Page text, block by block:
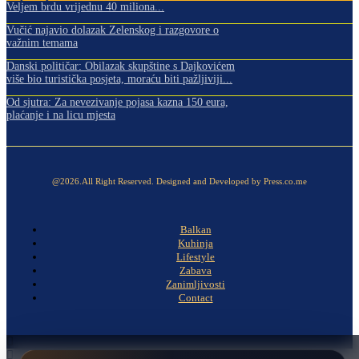
Veljem brdu vrijednu 40 miliona...
Vučić najavio dolazak Zelenskog i razgovore o
važnim temama
Danski političar: Obilazak skupštine s Dajkovićem
više bio turistička posjeta, moraću biti pažljiviji...
Od sjutra: Za nevezivanje pojasa kazna 150 eura,
plaćanje i na licu mjesta
@2026.All Right Reserved. Designed and Developed by Press.co.me
Balkan
Kuhinja
Lifestyle
Zabava
Zanimljivosti
Contact